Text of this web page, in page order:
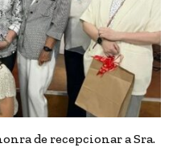
de recepcionar a Sra.